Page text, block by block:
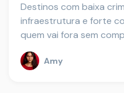
Destinos com baixa
infraestrutura e forte
quem vai fora sem
Amy